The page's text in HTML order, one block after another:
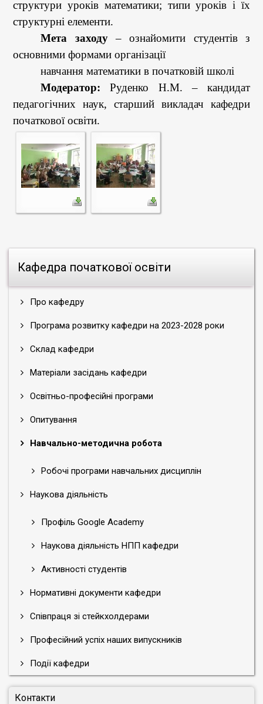
Кафедра початкової освіти
Про кафедру
Програма розвитку кафедри на 2023-2028 роки
Склад кафедри
Матеріали засідань кафедри
Освітньо-професійні програми
Опитування
Навчально-методична робота
Робочі програми навчальних дисциплін
Наукова діяльність
Профіль Google Academy
Наукова діяльність НПП кафедри
Активності студентів
Нормативні документи кафедри
Співпраця зі стейкхолдерами
Професійний успіх наших випускників
Події кафедри
Контакти
структури уроків математики; типи уроків і їх
структурні елементи.
Мета заходу– ознайомити студентів з
основними формами організації
навчання математики в початковій школі
Модератор:Руденко Н.М. – кандидат
педагогічних наук, старший викладач кафедри
початкової освіти.